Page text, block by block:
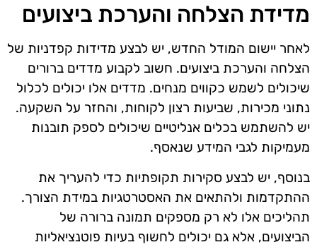
מדידת הצלחה והערכת ביצועים
לאחר יישום המודל החדש, יש לבצע מדידות קפדניות של
הצלחה והערכת ביצועים. חשוב לקבוע מדדים ברורים
שיכולים לשמש כקווים מנחים. מדדים אלו יכולים לכלול
נתוני מכירות, שביעות רצון לקוחות, והחזר על השקעה.
יש להשתמש בכלים אנליטיים שיכולים לספק תובנות
מעמיקות לגבי המידע שנאסף.
בנוסף, יש לבצע סקירות תקופתיות כדי להעריך את
ההתקדמות ולהתאים את האסטרטגיות במידת הצורך.
תהליכים אלו לא רק מספקים תמונה ברורה של
הביצועים, אלא גם יכולים לחשוף בעיות פוטנציאליות